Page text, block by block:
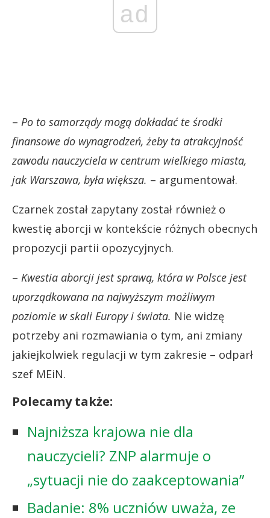
ad
– Po to samorządy mogą dokładać te środki
finansowe do wynagrodzeń, żeby ta atrakcyjność
zawodu nauczyciela w centrum wielkiego miasta,
jak Warszawa, była większa. – argumentował.
Czarnek został zapytany został również o
kwestię aborcji w kontekście różnych obecnych
propozycji partii opozycyjnych.
– Kwestia aborcji jest sprawą, która w Polsce jest
uporządkowana na najwyższym możliwym
poziomie w skali Europy i świata. Nie widzę
potrzeby ani rozmawiania o tym, ani zmiany
jakiejkolwiek regulacji w tym zakresie – odparł
szef MEiN.
Polecamy także:
Najniższa krajowa nie dla
nauczycieli? ZNP alarmuje o
„sytuacji nie do zaakceptowania”
Badanie: 8% uczniów uważa, ze